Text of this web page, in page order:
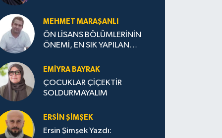
MEHMET MARAŞANLI
ÖN LİSANS BÖLÜMLERİNİN
ÖNEMİ, EN SIK YAPILAN
STRATEJİLERİ
EMIYRA BAYRAK
ÇOCUKLAR ÇİÇEKTİR
SOLDURMAYALIM
ERSIN ŞIMŞEK
Ersin Şimşek Yazdı: